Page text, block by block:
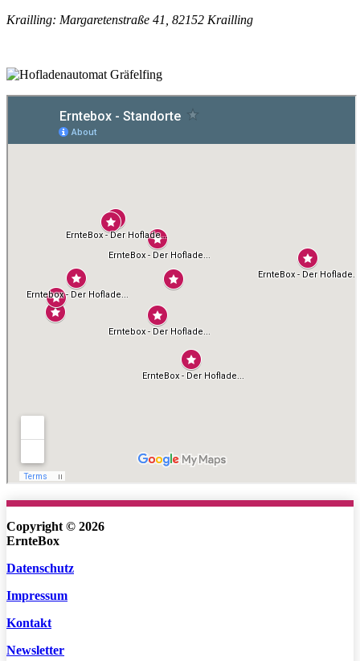
Krailling: Margaretenstraße 41, 82152 Krailling
Copyright © 2026
ErnteBox
Datenschutz
Impressum
Kontakt
Newsletter